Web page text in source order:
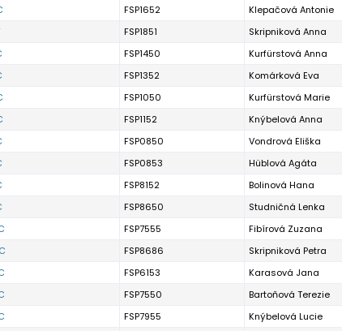
FSP1652 Klepačová Antonie
FSP1851 Skripniková Anna
FSP1450 Kurfürstová Anna
FSP1352 Komárková Eva
FSP1050 Kurfürstová Marie
FSP1152 Knýbelová Anna
FSP0850 Vondrová Eliška
FSP0853 Hüblová Agáta
FSP8152 Bolinová Hana
FSP8650 Studničná Lenka
FSP7555 Fibírová Zuzana
FSP8686 Skripniková Petra
FSP6153 Karasová Jana
FSP7550 Bartoňová Terezie
FSP7955 Knýbelová Lucie